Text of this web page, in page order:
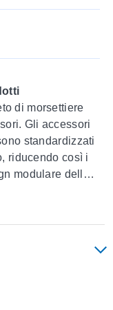
di morsettiere
Gli accessori
standardizzati
riducendo così i
modulare della
o individuale dei